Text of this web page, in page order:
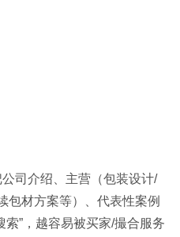
司介绍、主营（包装设计/
包材方案等）、代表性案例
”，越容易被买家/撮合服务